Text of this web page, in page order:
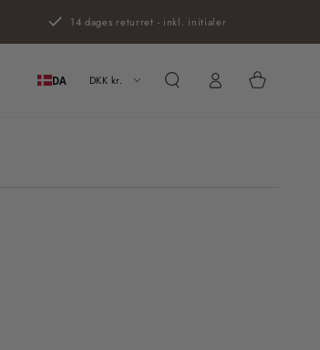
14 dages returret - inkl. initialer
DA DKK kr.
ind
Kurv